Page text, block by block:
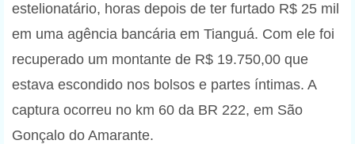
estelionatário, horas depois de ter furtado R$ 25 mil
em uma agência bancária em Tianguá. Com ele foi
recuperado um montante de R$ 19.750,00 que
estava escondido nos bolsos e partes íntimas. A
captura ocorreu no km 60 da BR 222, em São
Gonçalo do Amarante.